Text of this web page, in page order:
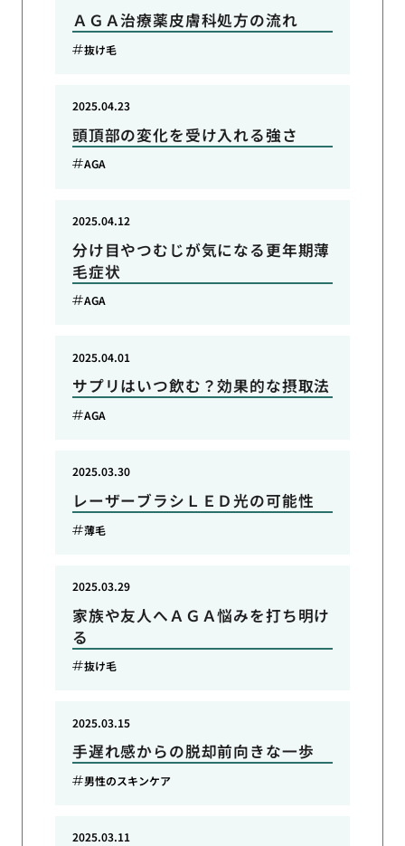
ＡＧＡ治療薬皮膚科処方の流れ
抜け毛
頭頂部の変化を受け入れる強さ
2025.04.23
AGA
分け目やつむじが気になる更年期薄
毛症状
2025.04.12
AGA
サプリはいつ飲む？効果的な摂取法
2025.04.01
AGA
レーザーブラシＬＥＤ光の可能性
2025.03.30
薄毛
家族や友人へＡＧＡ悩みを打ち明け
る
2025.03.29
抜け毛
手遅れ感からの脱却前向きな一歩
2025.03.15
男性のスキンケア
2025.03.11